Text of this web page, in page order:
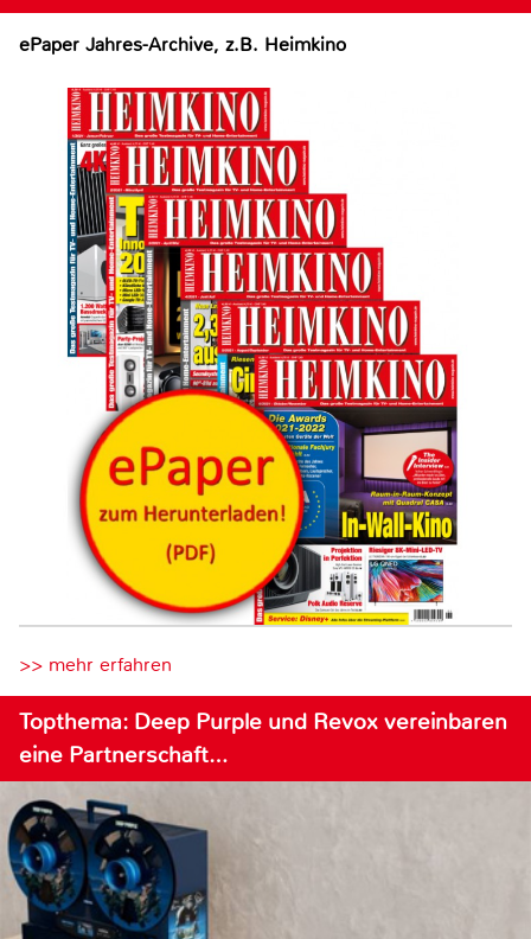
ePaper Jahres-Archive, z.B. Heimkino
>> mehr erfahren
Topthema: Deep Purple und Revox vereinbaren
eine Partnerschaft…